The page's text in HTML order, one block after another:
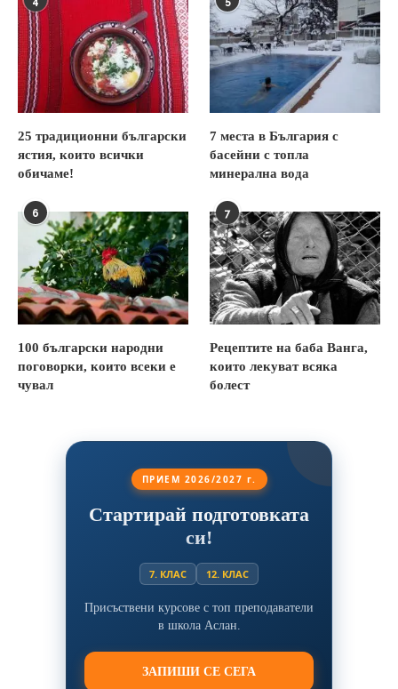
25 традиционни български
ястия, които всички
обичаме!
7 места в България с
басейни с топла
минерална вода
6
100 български народни
поговорки, които всеки е
чувал
7
Рецептите на баба Ванга,
които лекуват всяка
болест
ПРИЕМ 2026/2027 г.
Стартирай подготовката
си!
7. КЛАС 12. КЛАС
Присъствени курсове с топ преподаватели
в школа Аслан.
ЗАПИШИ СЕ СЕГА